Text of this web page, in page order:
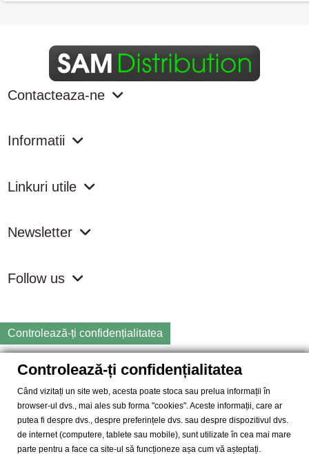
Contacteaza-ne
Informatii
Linkuri utile
Newsletter
Follow us
Controlează-ți confidențialitatea
Copyright
2026 samdistribution.ro - Magazin online cu Produse
SAM DISTRIBUTION S.R.L.- Cod fiscal: RO14935035, Registrul
Comertului: J40/10004/2002, Adresa: Str. Dimieni, nr. 7, Bucuresti,
sector 5.
Controlează-ți confidențialitatea
Când vizitați un site web, acesta poate stoca sau prelua informații în
browser-ul dvs., mai ales sub forma "cookies". Aceste informații, care ar
putea fi despre dvs., despre preferințele dvs. sau despre dispozitivul dvs.
de internet (computere, tablete sau mobile), sunt utilizate în cea mai mare
parte pentru a face ca site-ul să funcționeze așa cum vă așteptați.